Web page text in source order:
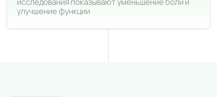
улучшение функции